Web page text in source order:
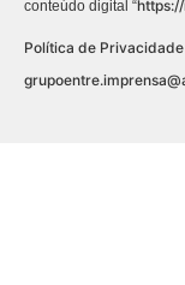
conteúdo digital “
Política de Privacidade